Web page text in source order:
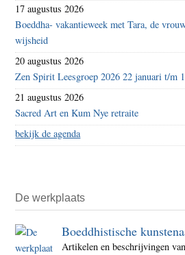
17 augustus 2026
Boeddha- vakantieweek met Tara, de
wijsheid
20 augustus 2026
Zen Spirit Leesgroep 2026 22 januari t/m
21 augustus 2026
Sacred Art en Kum Nye retraite
bekijk de agenda
De werkplaats
Boeddhistische
Artikelen en beschrijvingen